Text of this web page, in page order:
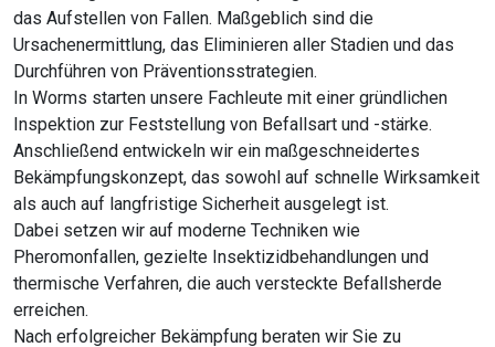
das Aufstellen von Fallen. Maßgeblich sind die
Ursachenermittlung, das Eliminieren aller Stadien und das
Durchführen von Präventionsstrategien.
In Worms starten unsere Fachleute mit einer gründlichen
Inspektion zur Feststellung von Befallsart und -stärke.
Anschließend entwickeln wir ein maßgeschneidertes
Bekämpfungskonzept, das sowohl auf schnelle Wirksamkeit
als auch auf langfristige Sicherheit ausgelegt ist.
Dabei setzen wir auf moderne Techniken wie
Pheromonfallen, gezielte Insektizidbehandlungen und
thermische Verfahren, die auch versteckte Befallsherde
erreichen.
Nach erfolgreicher Bekämpfung beraten wir Sie zu